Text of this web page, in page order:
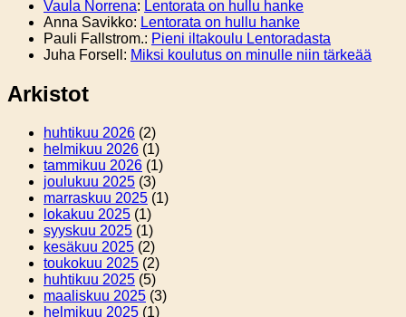
Vaula Norrena: Lentorata on hullu hanke
Anna Savikko: Lentorata on hullu hanke
Pauli Fallstrom.: Pieni iltakoulu Lentoradasta
Juha Forsell : Miksi koulutus on minulle niin tärkeää
Arkistot
huhtikuu 2026 (2)
helmikuu 2026 (1)
tammikuu 2026 (1)
joulukuu 2025 (3)
marraskuu 2025 (1)
lokakuu 2025 (1)
syyskuu 2025 (1)
kesäkuu 2025 (2)
toukokuu 2025 (2)
huhtikuu 2025 (5)
maaliskuu 2025 (3)
helmikuu 2025 (1)